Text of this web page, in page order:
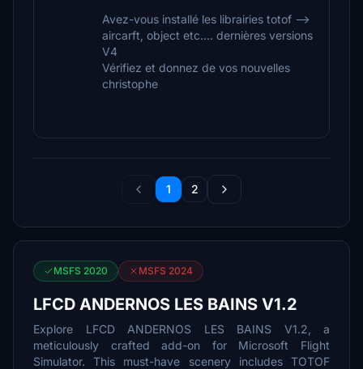
Avez-vous installé les librairies totof -->
aircarft, object etc.... dernières versions
V4
Vérifiez et donnez de vos nouvelles
christophe
1 2
MSFS 2020 MSFS 2024
LFCD ANDERNOS LES BAINS V1.2
Explore LFCD ANDERNOS LES BAINS V1.2, a
meticulously crafted add-on for Microsoft Flight
Simulator. This must-have scenery includes TOTOF